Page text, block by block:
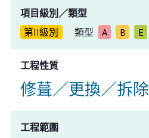
項目級別／類型
第II級別
類型 A B E
工程性質
修葺／更換／拆除
工程範圍